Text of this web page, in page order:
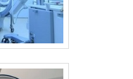
para
É possível
de
e